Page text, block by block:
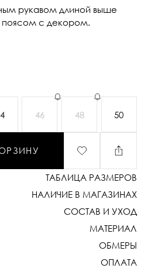
рукавом длиной выше
поясом с декором.
46 48 50
ТАБЛИЦА РАЗМЕРОВ
НАЛИЧИЕ В МАГАЗИНАХ
СОСТАВ И УХОД
МАТЕРИАЛ
ОБМЕРЫ
ОПЛАТА